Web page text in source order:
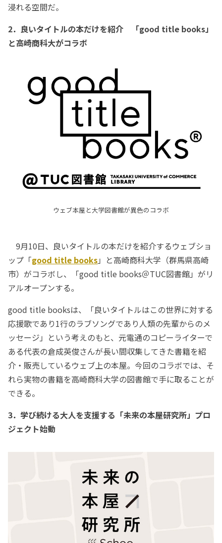
浸れる空間だ。
2．良いタイトルの本だけを紹介 「good title books」
と高崎商科大がコラボ
ウェブ本屋と大学図書館が異色のコラボ
9月10日、良いタイトルの本だけを紹介するウェブショ
ップ「good title books」と高崎商科大学（群馬県高崎
市）がコラボし、「good title books＠TUC図書館」がリ
アルオープンする。
good title booksは、「良いタイトルはこの世界に対する
応援歌であり1行のラブソングであり人類の先輩からのメ
ッセージ」という考えのもと、元電通のコピーライターで
ある代表の倉成英俊さんが長い間収集してきた書籍を紹
介・販売しているウェブ上の本屋。今回のコラボでは、そ
れら実物の書籍を高崎商科大学の図書館で手に取ることが
できる。
3．学び続ける大人を支援する「未来の本屋研究所」プロ
ジェクト始動